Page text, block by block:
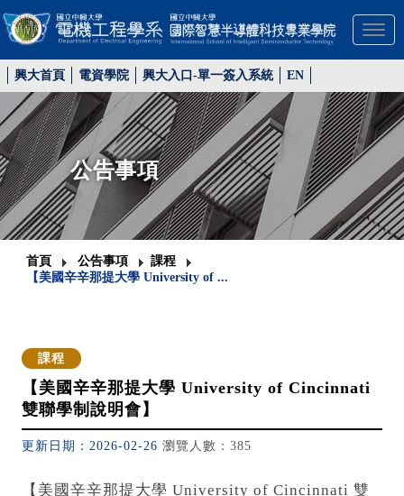
興大首頁 電資學院 興大入口-單一簽入系統 EN
公告事項